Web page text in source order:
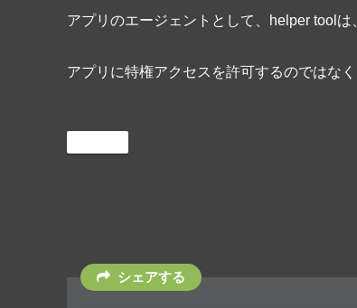
アプリのエージェントとして、helper toolは
アプリに特権アクセスを許可するのではな
シェアする